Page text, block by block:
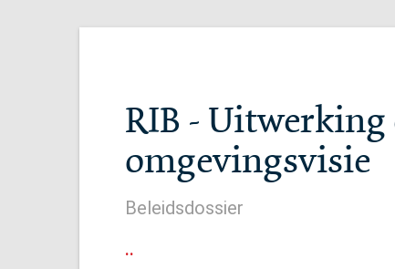
RIB -
omgevingsvisie
Beleidsdossier
..